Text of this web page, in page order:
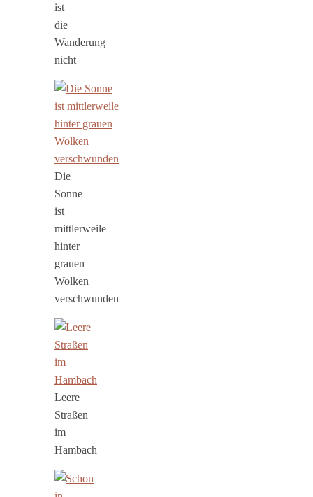
ist
die
Wanderung
nicht
Die
Sonne
ist
mittlerweile
hinter
grauen
Wolken
verschwunden
Leere
Straßen
im
Hambach